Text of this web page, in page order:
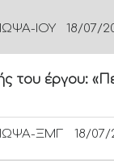
ΙΟΥ 18/07/
του έργου:
ΞΜΓ 18/07/